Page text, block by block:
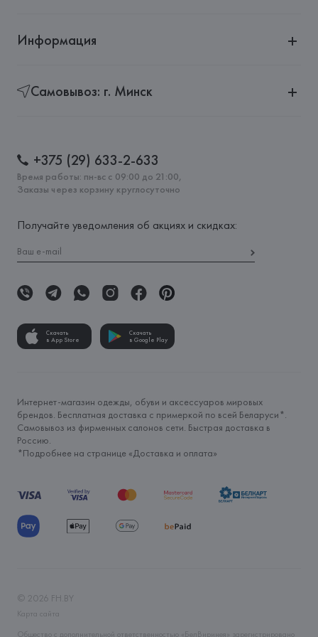
Информация
Самовывоз: г. Минск
+375 (29) 633-2-633
Время работы: пн-вс с 09:00 до 21:00,
Заказы через корзину круглосуточно
Получайте уведомления об акциях и скидках:
Скачать
в App Store
Скачать
в Google Play
Интернет-магазин одежды, обуви и аксессуаров мировых
брендов. Бесплатная доставка с примеркой по всей Беларуси*.
Самовывоз из фирменных салонов сети. Быстрая доставка в
Россию.
*Подробнее на странице «Доставка и оплата»
© 2026 FH.BY
Карта сайта
Общество с дополнительной ответственностью «БелВиринея» зарегистрировано